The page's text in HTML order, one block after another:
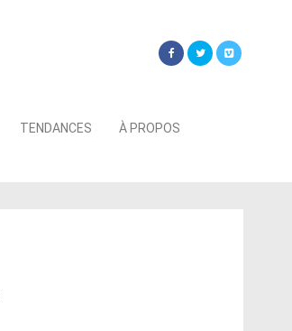
TENDANCES À PROPOS